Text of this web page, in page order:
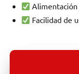
Facilidad de